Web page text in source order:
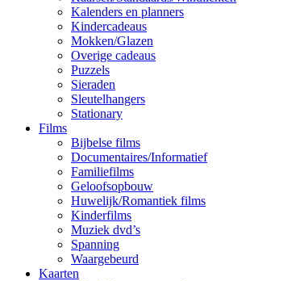
Kalenders en planners
Kindercadeaus
Mokken/Glazen
Overige cadeaus
Puzzels
Sieraden
Sleutelhangers
Stationary
Films
Bijbelse films
Documentaires/Informatief
Familiefilms
Geloofsopbouw
Huwelijk/Romantiek films
Kinderfilms
Muziek dvd’s
Spanning
Waargebeurd
Kaarten